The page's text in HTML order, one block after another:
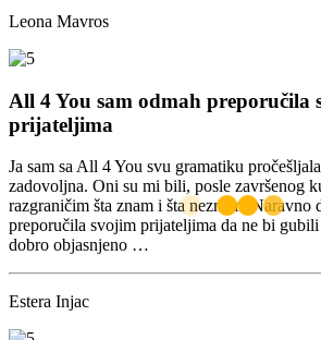
Leona Mavros
All 4 You sam odmah preporučila
prijateljima
Ja sam sa All 4 You svu gramatiku
zadovoljna. Oni su mi bili, posle završenog
razgraničim šta znam i šta neznam. Naravno
preporučila svojim prijateljima da ne bi
dobro objasnjeno …
Estera Injac